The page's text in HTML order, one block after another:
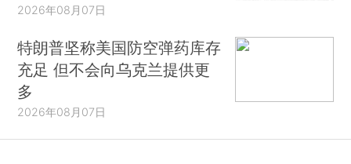
2026年08月07日
特朗普坚称美国防空弹药库存
充足 但不会向乌克兰提供更
多
2026年08月07日